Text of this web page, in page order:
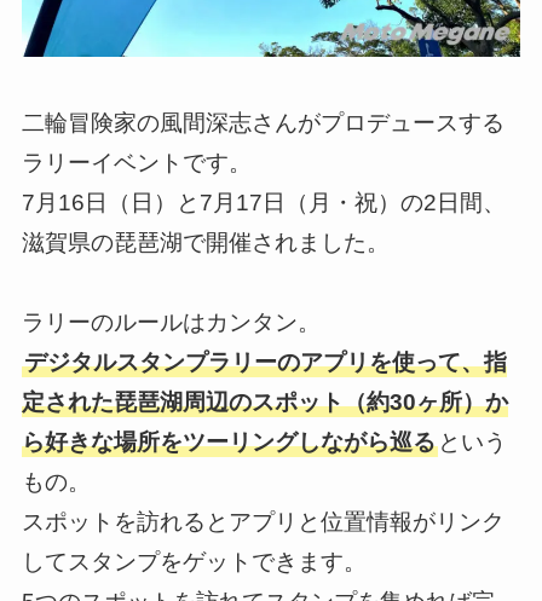
二輪冒険家の風間深志さんがプロデュースする
ラリーイベントです。
7月16日（日）と7月17日（月・祝）の2日間、
滋賀県の琵琶湖で開催されました。
ラリーのルールはカンタン。
デジタルスタンプラリーのアプリを使って、指
定された琵琶湖周辺のスポット（約30ヶ所）か
ら好きな場所をツーリングしながら巡るという
もの。
スポットを訪れるとアプリと位置情報がリンク
してスタンプをゲットできます。